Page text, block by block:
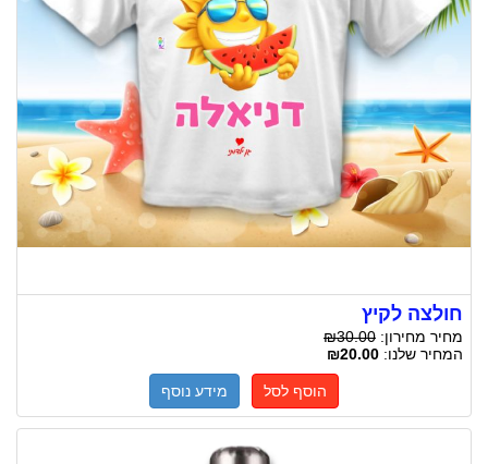
חולצה לקיץ
מחיר מחירון: ₪30.00
המחיר שלנו: ₪20.00
הוסף לסל מידע נוסף